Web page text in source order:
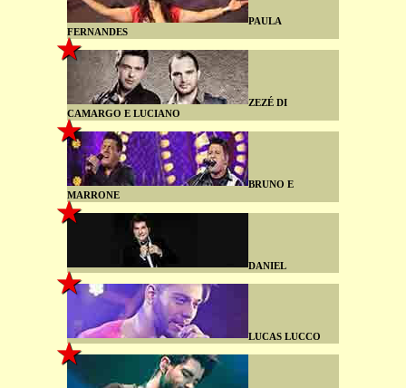
PAULA
FERNANDES
ZEZÉ DI
CAMARGO E LUCIANO
BRUNO E
MARRONE
DANIEL
LUCAS LUCCO